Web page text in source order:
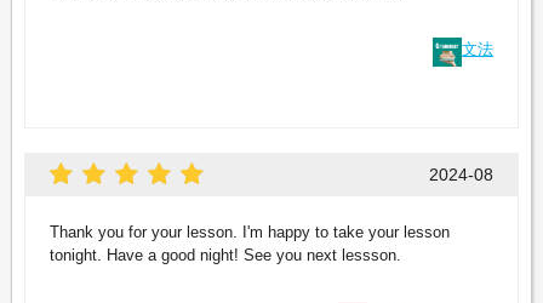
文法
2024-08
Thank you for your lesson. I'm happy to take your lesson
tonight. Have a good night! See you next lessson.